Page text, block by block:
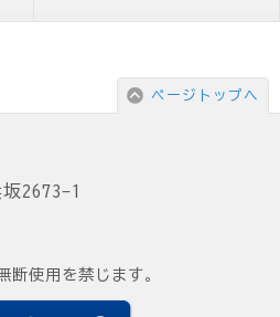
ページトップへ
2673-1
使用を禁じます。